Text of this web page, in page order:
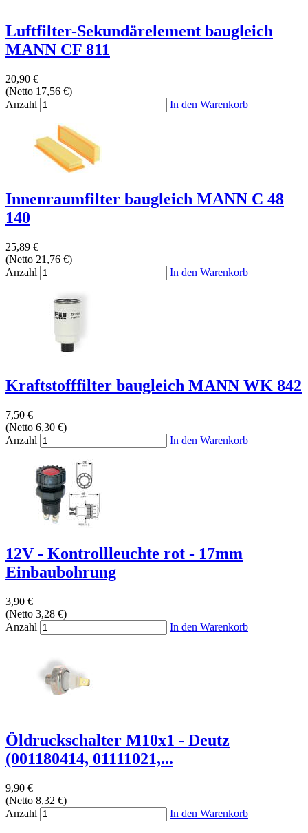
Luftfilter-Sekundärelement baugleich
MANN CF 811
20,90 €
(Netto 17,56 €)
Anzahl
In den Warenkorb
Innenraumfilter baugleich MANN C 48
140
25,89 €
(Netto 21,76 €)
Anzahl
In den Warenkorb
Kraftstofffilter baugleich MANN WK 842
7,50 €
(Netto 6,30 €)
Anzahl
In den Warenkorb
12V - Kontrollleuchte rot - 17mm
Einbaubohrung
3,90 €
(Netto 3,28 €)
Anzahl
In den Warenkorb
Öldruckschalter M10x1 - Deutz
(001180414, 01111021,...
9,90 €
(Netto 8,32 €)
Anzahl
In den Warenkorb